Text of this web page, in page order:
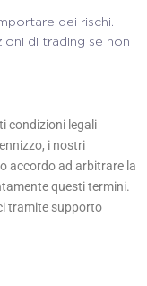
dei rischi.
di trading se non
condizioni legali
i nostri
accordo ad arbitrare la
questi termini.
tramite supporto